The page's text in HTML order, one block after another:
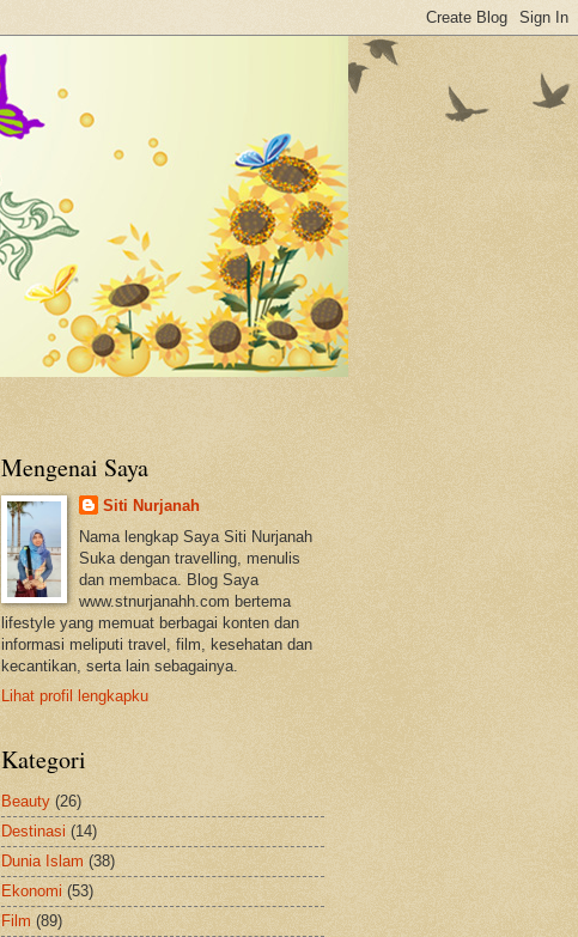
Mengenai Saya
Siti Nurjanah
Nama lengkap Saya Siti Nurjanah
Suka dengan travelling, menulis
dan membaca. Blog Saya
www.stnurjanahh.com bertema
lifestyle yang memuat berbagai konten dan
informasi meliputi travel, film, kesehatan dan
kecantikan, serta lain sebagainya.
Lihat profil lengkapku
Kategori
Beauty (26)
Destinasi (14)
Dunia Islam (38)
Ekonomi (53)
Film (89)